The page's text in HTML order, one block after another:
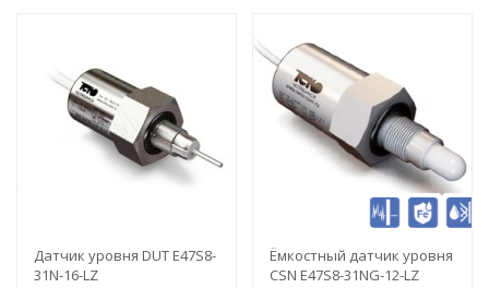
Датчик уровня DUT E47S8-
31N-16-LZ
Ёмкостный датчик уровня
CSN E47S8-31NG-12-LZ